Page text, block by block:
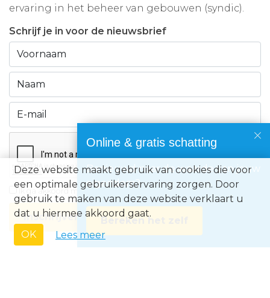
Online & gratis schatting
Benieuwd naar de waarde van jouw
eigendom?
Bereken het zelf
ervaring in het beheer van gebouwen (syndic).
Schrijf je in voor de nieuwsbrief
Ik ga akkoord met de privacyvoorwaarden
Inschrijven
Deze website maakt gebruik van cookies die voor
een optimale gebruikerservaring zorgen. Door
gebruik te maken van deze website verklaart u
dat u hiermee akkoord gaat.
OK
Lees meer